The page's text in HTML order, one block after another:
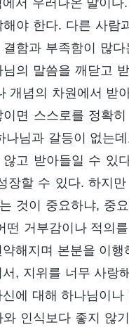
에서 우러나온 말이
야 한다. 다른 사람
결함과 부족함이 많
님의 말씀을 깨닫고
개념의 차원에서 받
이면 스스로를 정확
나님과 갈등이 없는
않고 받아들일 수 있
장할 수 있다. 하지
것이 중요하냐, 중
떤 거부감이나 적의
약해지며 본분을 이
서, 지위를 너무 사랑
신에 대해 하나님이
와 인식보다 좋지 않